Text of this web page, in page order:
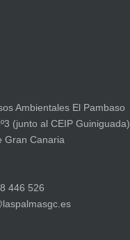
Ambientales El Pambaso
(junto al CEIP Guiniguada)
Gran Canaria
446 526